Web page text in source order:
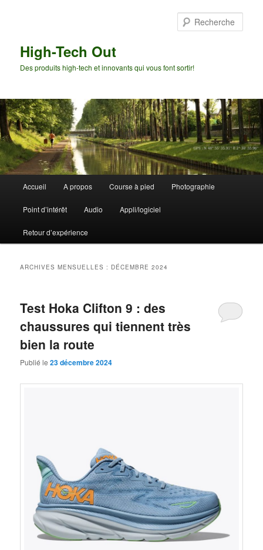
High-Tech Out
Des produits high-tech et innovants qui vous font sortir!
principal
Accueil A propos Course à pied Photographie
Point d’intérêt Audio Appli/logiciel
Retour d’expérience
ARCHIVES MENSUELLES : DÉCEMBRE 2024
Test Hoka Clifton 9 : des
chaussures qui tiennent très
bien la route
Publié le23 décembre 2024